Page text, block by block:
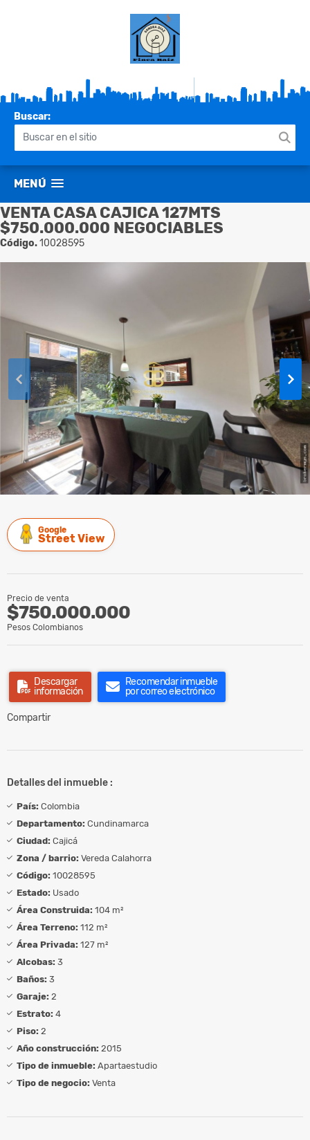
Buscar:
MENÚ
VENTA CASA CAJICA 127MTS
$750.000.000 NEGOCIABLES
Código.10028595
Google
Street View
Precio de venta
$750.000.000
Pesos Colombianos
Descargar
información
Recomendar inmueble
por correo electrónico
Compartir
Detalles del inmueble :
País: Colombia
Departamento: Cundinamarca
Ciudad: Cajicá
Zona / barrio: Vereda Calahorra
Código: 10028595
Estado: Usado
Área Construida: 104 m²
Área Terreno: 112 m²
Área Privada: 127 m²
Alcobas: 3
Baños: 3
Garaje: 2
Estrato: 4
Piso: 2
Año construcción: 2015
Tipo de inmueble: Apartaestudio
Tipo de negocio: Venta